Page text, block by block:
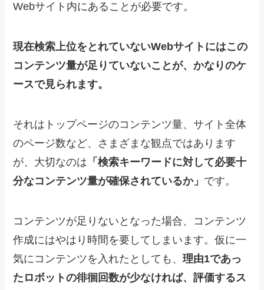
Webサイト内にあることが必要です。
現在検索上位をとれていないWebサイトにはこの
コンテンツ量が足りていないことが、かなりのケ
ースで見られます。
それはトップページのコンテンツ量、サイト全体
のページ数など、さまざまな観点ではあります
が、大切なのは 「検索キーワードに対して必要十
分なコンテンツ量が確保されているか」 です。
コンテンツが足りないとなった場合、コンテンツ
作成にはやはり時間を要してしまいます。仮に一
気にコンテンツを入れたとしても、理由1であっ
たロボットの徘徊回数が少なければ、評価するス